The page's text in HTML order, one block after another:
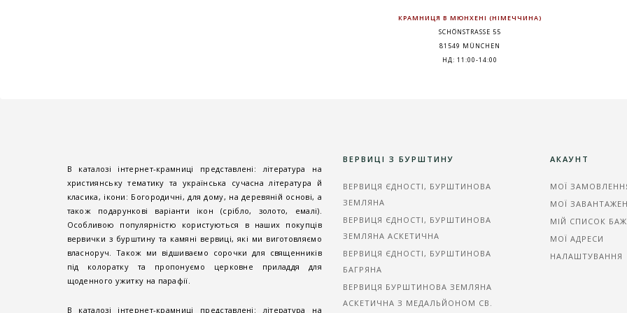
КРАМНИЦЯ В МЮНХЕНІ (НІМЕЧЧИНА)
SCHÖNSTRASSE 55
81549 MÜNCHEN
НД: 11:00-14:00
В каталозі інтернет-крамниці представлені: література на
християнську тематику та українська сучасна література й
класика, ікони: Богородичні, для дому, на деревяній основі, а
також подарункові варіанти ікон (срібло, золото, емалі).
Особливою популярністю користуються в наших покупців
вервички з бурштину та камяні вервиці, які ми виготовляємо
власноруч. Також ми відшиваємо сорочки для священників
під колоратку та пропонуємо церковне приладдя для
щоденного ужитку на парафії.
В каталозі інтернет-крамниці представлені: література на
ВЕРВИЦІ З БУРШТИНУ
ВЕРВИЦЯ ЄДНОСТІ, БУРШТИНОВА
ЗЕМЛЯНА
ВЕРВИЦЯ ЄДНОСТІ, БУРШТИНОВА
ЗЕМЛЯНА АСКЕТИЧНА
ВЕРВИЦЯ ЄДНОСТІ, БУРШТИНОВА
БАГРЯНА
ВЕРВИЦЯ БУРШТИНОВА ЗЕМЛЯНА
АСКЕТИЧНА З МЕДАЛЬЙОНОМ СВ.
АКАУНТ
МОЇ
МОЇ
МІЙ СПИСОК
МОЇ АДРЕСИ
НАЛАШТУВАННЯ